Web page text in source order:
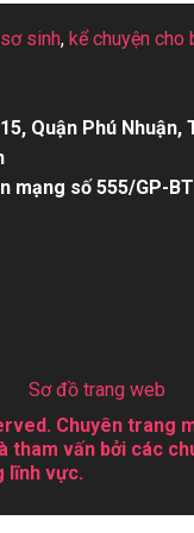
sinh, kể chuyện cho
Quận Phú Nhuận,
mạng số 555/GP-
Sơ đồ trang web
Chuyên trang
tham vấn bởi các
lĩnh vực.